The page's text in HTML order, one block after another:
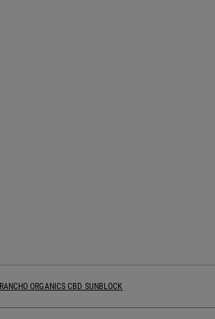
RANCHO ORGANICS CBD SUNBLOCK